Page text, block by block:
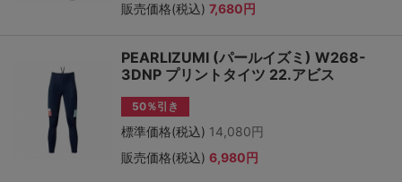
販売価格(税込) 7,680円
PEARLIZUMI (パールイズミ) W268-
3DNP プリントタイツ 22.アビス
50％引き
標準価格(税込) 14,080円
販売価格(税込) 6,980円